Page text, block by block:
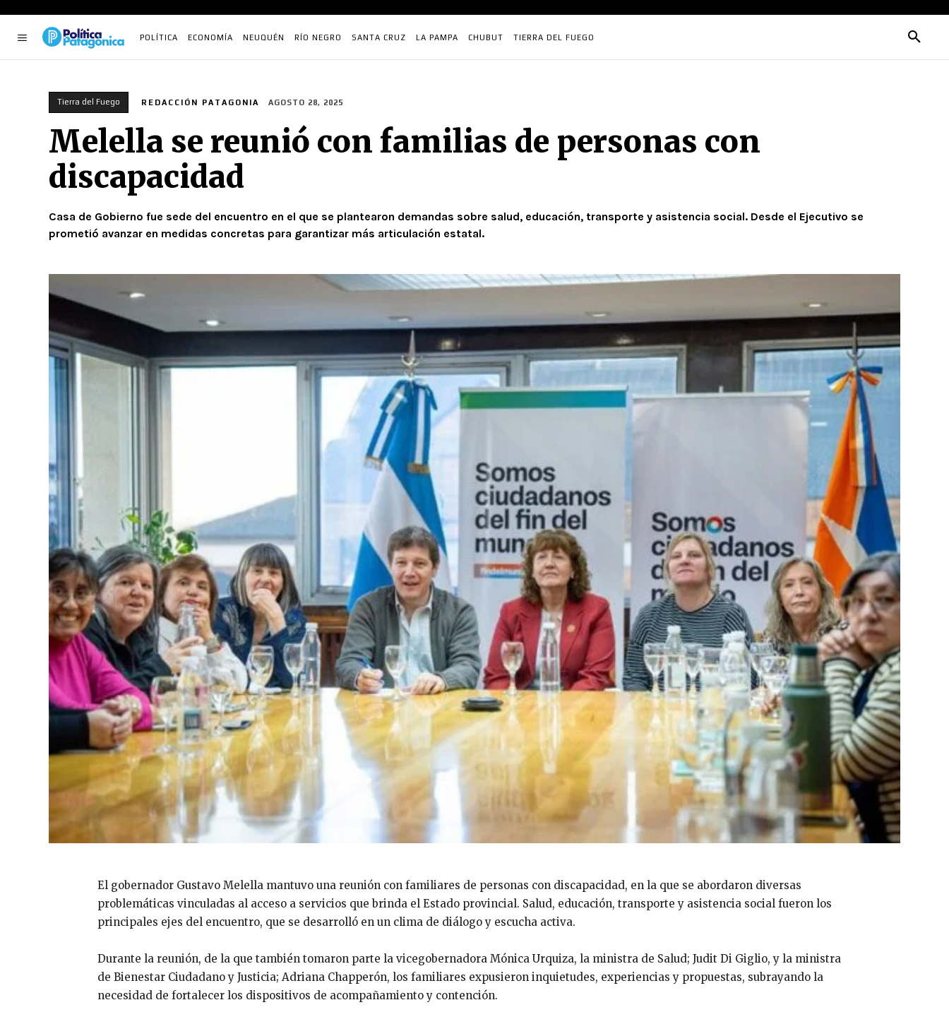
POLÍTICA ECONOMÍA NEUQUÉN RÍO NEGRO SANTA CRUZ LA PAMPA CHUBUT TIERRA DEL FUEGO
Tierra del Fuego REDACCIÓN PATAGONIA AGOSTO 28, 2025
Melella se reunió con familias de personas con
discapacidad
Casa de Gobierno fue sede del encuentro en el que se plantearon demandas sobre salud, educación, transporte y asistencia social. Desde el Ejecutivo se
prometió avanzar en medidas concretas para garantizar más articulación estatal.
El gobernador Gustavo Melella mantuvo una reunión con familiares de personas con discapacidad, en la que se abordaron diversas
problemáticas vinculadas al acceso a servicios que brinda el Estado provincial. Salud, educación, transporte y asistencia social fueron los
principales ejes del encuentro, que se desarrolló en un clima de diálogo y escucha activa.
Durante la reunión, de la que también tomaron parte la vicegobernadora Mónica Urquiza, la ministra de Salud; Judit Di Giglio, y la ministra
de Bienestar Ciudadano y Justicia; Adriana Chapperón, los familiares expusieron inquietudes, experiencias y propuestas, subrayando la
necesidad de fortalecer los dispositivos de acompañamiento y contención.